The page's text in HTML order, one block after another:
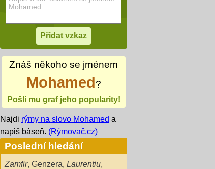
Znáš někoho se jménem
Mohamed ?
Pošli mu graf jeho popularity!
Najdi rýmy na slovo Mohamed a
napiš báseň. (Rýmovač.cz)
Poslední hledání
Zamfir, Genzera, Laurentiu,